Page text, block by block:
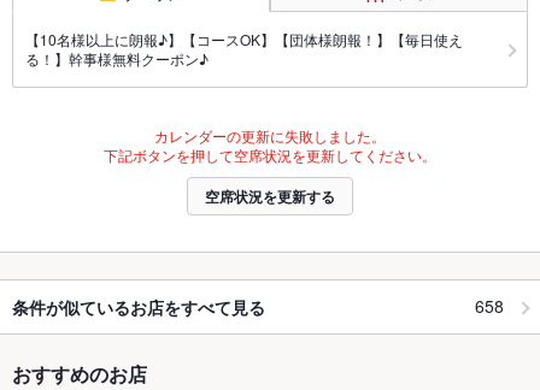
【10名様以上に朗報♪】【コースOK】【団体様朗報！】【毎日使え
る！】幹事様無料クーポン♪
カレンダーの更新に失敗しました。
下記ボタンを押して空席状況を更新してください。
空席状況を更新する
条件が似ているお店をすべて見る 658
おすすめのお店